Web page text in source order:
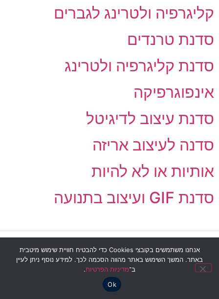
קליגרפיה ולטרינג לגברים
סדנת טרנדים
סדנת קליגרפיה ולטרינג
אינפוגרפיקה
סדנת עיצוב לדיגיטל
סדנה לעיצוב אריזה
אותיות או לא להיות
סדנת GIF ועיצוב בתנועה
אנחנו משתמשים בקובצי Cookies כדי להבטיח חוויית שימוש מיטבית
באתר. המשך השימוש באתר מהווה הסכמה לכך. למידע נוסף ניתן לעיין
ב־מדיניות הפרטיות.
Ok